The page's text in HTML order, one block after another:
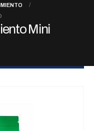
Mini